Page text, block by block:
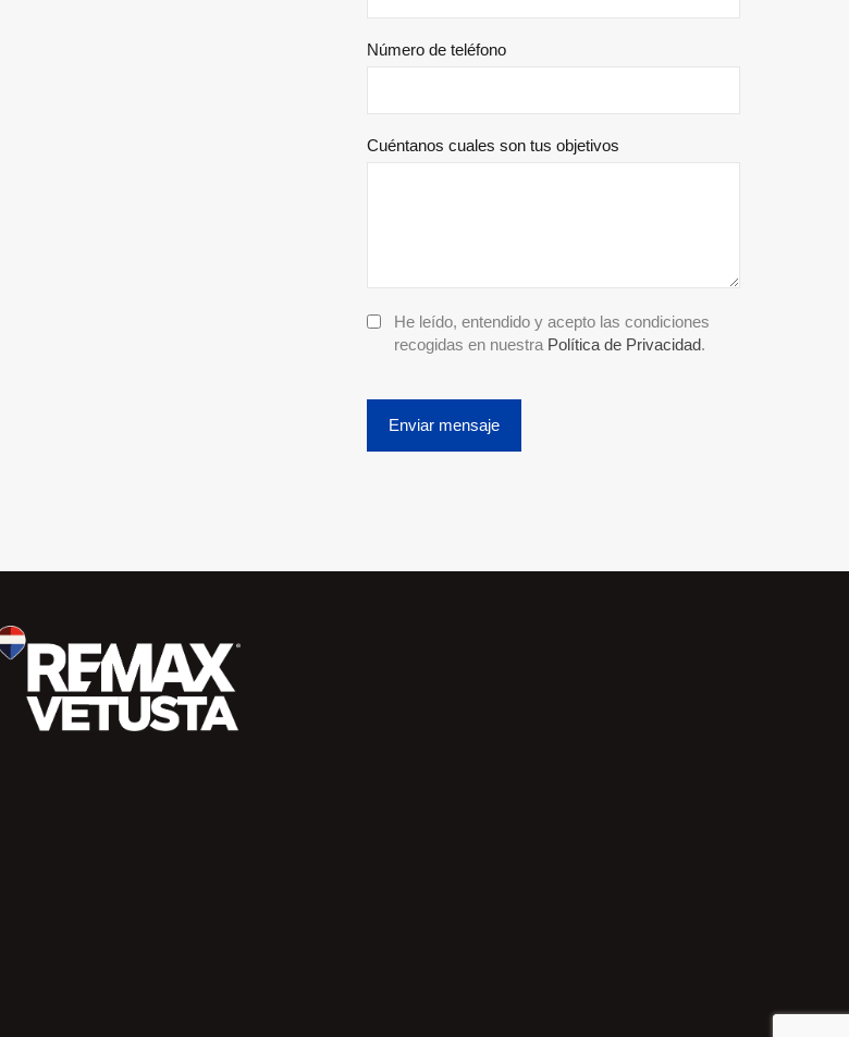
Número de teléfono
Cuéntanos cuales son tus objetivos
He leído, entendido y acepto las condiciones
recogidas en nuestra Política de Privacidad.